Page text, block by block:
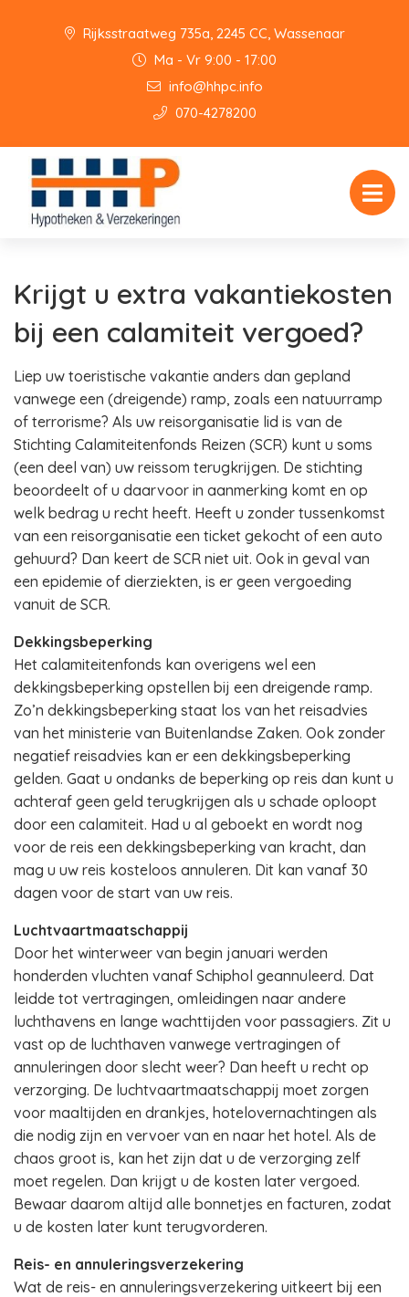
Rijksstraatweg 735a, 2245 CC, Wassenaar
Ma - Vr 9:00 - 17:00
info@hhpc.info
070-4278200
Krijgt u extra vakantiekosten
bij een calamiteit vergoed?
Liep uw toeristische vakantie anders dan gepland
vanwege een (dreigende) ramp, zoals een natuurramp
of terrorisme? Als uw reisorganisatie lid is van de
Stichting Calamiteitenfonds Reizen (SCR) kunt u soms
(een deel van) uw reissom terugkrijgen. De stichting
beoordeelt of u daarvoor in aanmerking komt en op
welk bedrag u recht heeft. Heeft u zonder tussenkomst
van een reisorganisatie een ticket gekocht of een auto
gehuurd? Dan keert de SCR niet uit. Ook in geval van
een epidemie of dierziekten, is er geen vergoeding
vanuit de SCR.
Dekkingsbeperking
Het calamiteitenfonds kan overigens wel een
dekkingsbeperking opstellen bij een dreigende ramp.
Zo’n dekkingsbeperking staat los van het reisadvies
van het ministerie van Buitenlandse Zaken. Ook zonder
negatief reisadvies kan er een dekkingsbeperking
gelden. Gaat u ondanks de beperking op reis dan kunt u
achteraf geen geld terugkrijgen als u schade oploopt
door een calamiteit. Had u al geboekt en wordt nog
voor de reis een dekkingsbeperking van kracht, dan
mag u uw reis kosteloos annuleren. Dit kan vanaf 30
dagen voor de start van uw reis.
Luchtvaartmaatschappij
Door het winterweer van begin januari werden
honderden vluchten vanaf Schiphol geannuleerd. Dat
leidde tot vertragingen, omleidingen naar andere
luchthavens en lange wachttijden voor passagiers. Zit u
vast op de luchthaven vanwege vertragingen of
annuleringen door slecht weer? Dan heeft u recht op
verzorging. De luchtvaartmaatschappij moet zorgen
voor maaltijden en drankjes, hotelovernachtingen als
die nodig zijn en vervoer van en naar het hotel. Als de
chaos groot is, kan het zijn dat u de verzorging zelf
moet regelen. Dan krijgt u de kosten later vergoed.
Bewaar daarom altijd alle bonnetjes en facturen, zodat
u de kosten later kunt terugvorderen.
Reis- en annuleringsverzekering
Wat de reis- en annuleringsverzekering uitkeert bij een